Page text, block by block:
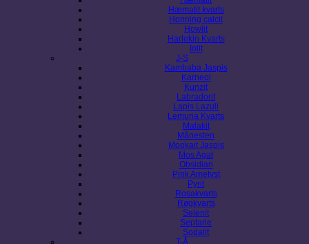
Hæmatit kvarts
Honning calcit
Howlit
Harlekin Kvarts
Iolit
J-S
Kambaba Jaspis
Karneol
Kunzit
Labradorit
Lapis Lazuli
Lemuria Kvarts
Malakit
Månesten
Mookait Jaspis
Mos Agat
Obsidian
Pink Ametyst
Pyrit
Rosakvarts
Røgkvarts
Selenit
Septarie
Sodalit
T-Å